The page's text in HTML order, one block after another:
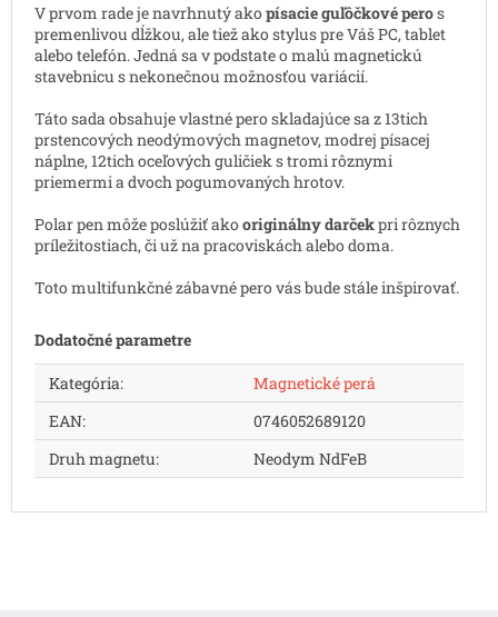
V prvom rade je navrhnutý akopísacie guľôčkové peros
premenlivou dĺžkou, ale tiež ako stylus pre Váš PC, tablet
alebo telefón. Jedná sa v podstate o malú magnetickú
stavebnicu s nekonečnou možnosťou variácií.
Táto sada obsahuje vlastné pero skladajúce sa z 13tich
prstencových neodýmových magnetov, modrej písacej
náplne, 12tich oceľových guličiek s tromi rôznymi
priemermi a dvoch pogumovaných hrotov.
Polar pen môže poslúžiť akooriginálny darčekpri rôznych
príležitostiach, či už na pracoviskách alebo doma.
Toto multifunkčné zábavné pero vás bude stále inšpirovať.
Dodatočné parametre
Kategória:
Magnetické perá
EAN:
0746052689120
Druh magnetu: Neodym NdFeB